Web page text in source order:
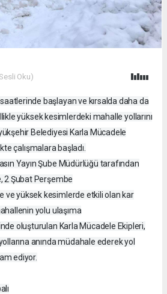
Oku)
başlayan ve kırsalda daha da
yüksek kesimlerdeki mahalle yollarını
Belediyesi Karla Mücadele
çalışmalara başladı.
Yayın Şube Müdürlüğü tarafından
2 Şubat Perşembe
ve yüksek kesimlerde etkili olan kar
yolu ulaşıma
oluşturulan Karla Mücadele Ekipleri,
anında müdahale ederek yol
ediyor.